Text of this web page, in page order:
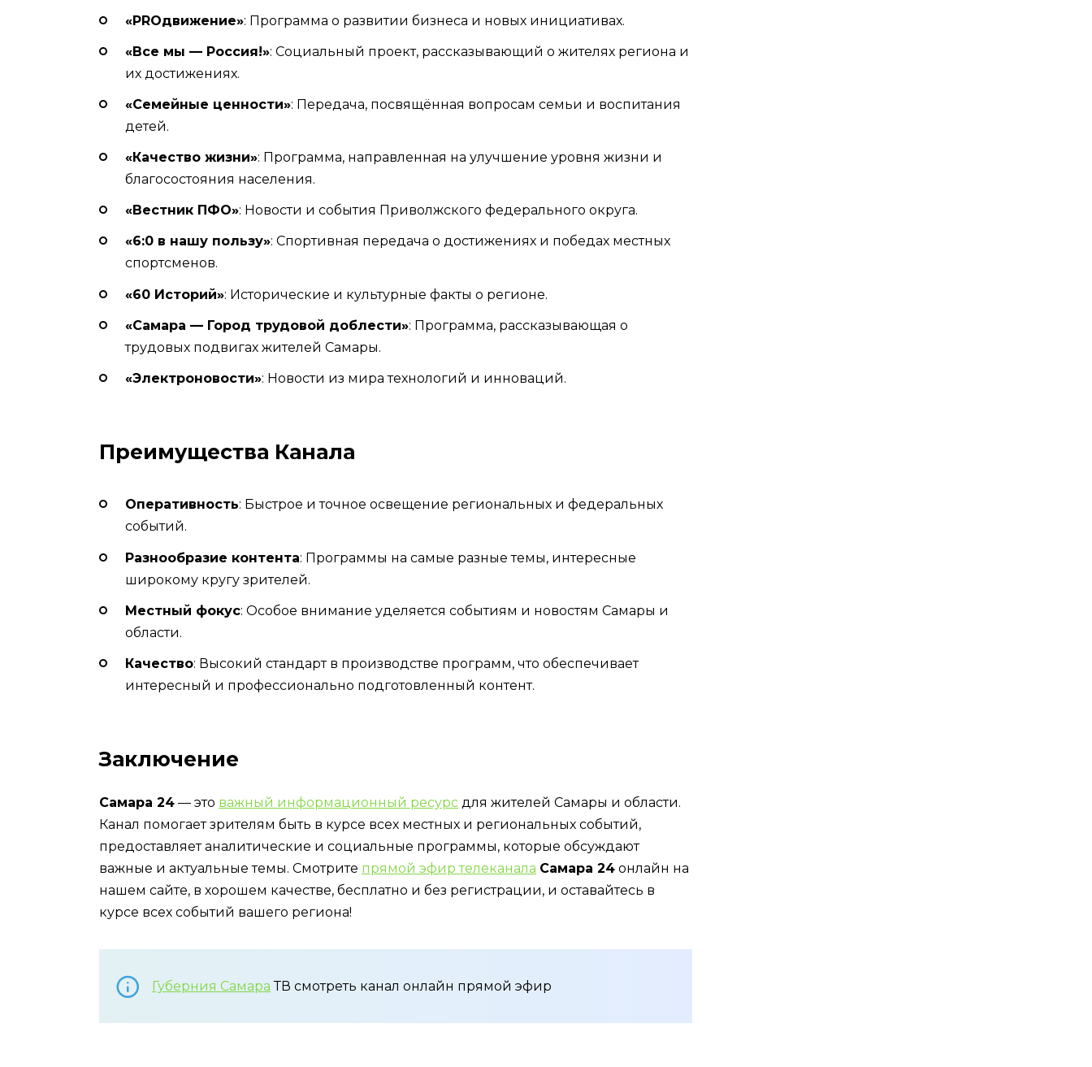
«PROдвижение»: Программа о развитии бизнеса и новых инициативах.
«Все мы — Россия!»: Социальный проект, рассказывающий о жителях региона и
их достижениях.
«Семейные ценности»: Передача, посвящённая вопросам семьи и воспитания
детей.
«Качество жизни»: Программа, направленная на улучшение уровня жизни и
благосостояния населения.
«Вестник ПФО»: Новости и события Приволжского федерального округа.
«6:0 в нашу пользу»: Спортивная передача о достижениях и победах местных
спортсменов.
«60 Историй»: Исторические и культурные факты о регионе.
«Самара — Город трудовой доблести»: Программа, рассказывающая о
трудовых подвигах жителей Самары.
«Электроновости»: Новости из мира технологий и инноваций.
Преимущества Канала
Оперативность: Быстрое и точное освещение региональных и федеральных
событий.
Разнообразие контента: Программы на самые разные темы, интересные
широкому кругу зрителей.
Местный фокус: Особое внимание уделяется событиям и новостям Самары и
области.
Качество: Высокий стандарт в производстве программ, что обеспечивает
интересный и профессионально подготовленный контент.
Заключение
Самара 24 — это важный информационный ресурс для жителей Самары и области.
Канал помогает зрителям быть в курсе всех местных и региональных событий,
предоставляет аналитические и социальные программы, которые обсуждают
важные и актуальные темы. Смотрите прямой эфир телеканала Самара 24 онлайн на
нашем сайте, в хорошем качестве, бесплатно и без регистрации, и оставайтесь в
курсе всех событий вашего региона!
Губерния Самара ТВ смотреть канал онлайн прямой эфир